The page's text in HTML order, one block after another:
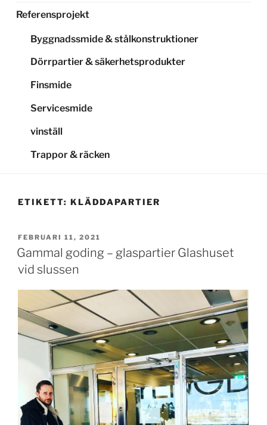
Referensprojekt
Byggnadssmide & stålkonstruktioner
Dörrpartier & säkerhetsprodukter
Finsmide
Servicesmide
vinställ
Trappor & räcken
ETIKETT: KLÄDDAPARTIER
PUBLICERAT
FEBRUARI 11, 2021
Gammal goding – glaspartier Glashuset
vid slussen